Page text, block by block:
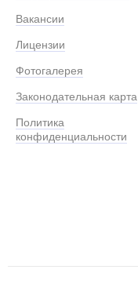
Вакансии
Лицензии
Фотогалерея
Законодательная карта
Политика
конфиденциальности